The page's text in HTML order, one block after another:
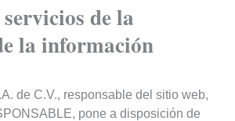
de la
la información
de C.V., responsable del sitio web,
pone a disposición de